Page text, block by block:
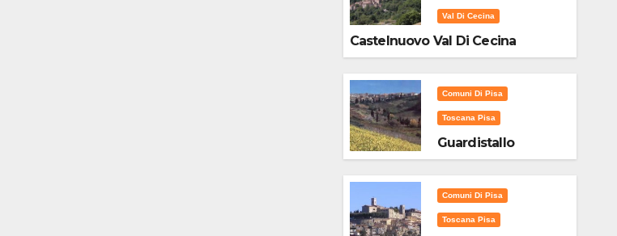
Val Di Cecina
Castelnuovo Val Di Cecina
Comuni Di Pisa
Toscana Pisa
Guardistallo
Comuni Di Pisa
Toscana Pisa